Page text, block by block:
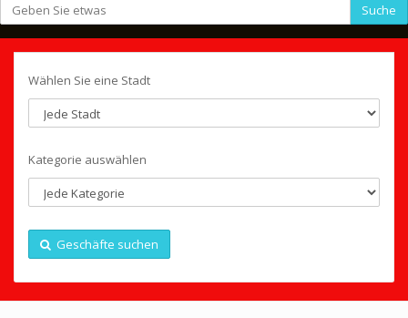
Suche
Wählen Sie eine Stadt
Kategorie auswählen
Geschäfte suchen